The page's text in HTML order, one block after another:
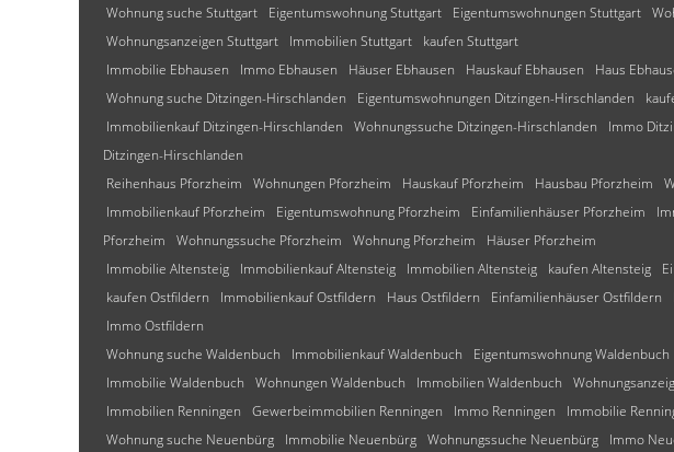
Wohnung suche Stuttgart
Eigentumswohnung Stuttgart Eigentumswohnungen Stuttgart
Wohnungsanzeigen Stuttgart
Immobilien Stuttgart
kaufen Stuttgart
Immobilie Ebhausen
Immo Ebhausen Häuser Ebhausen Hauskauf Ebhausen Haus
Wohnung suche Ditzingen-Hirschlanden
Eigentumswohnungen Ditzingen-Hirschlanden
Immobilienkauf Ditzingen-Hirschlanden
Wohnungssuche Ditzingen-Hirschlanden Immo
Ditzingen-Hirschlanden
Reihenhaus Pforzheim
Wohnungen Pforzheim Hauskauf Pforzheim Hausbau Pforzheim
Immobilienkauf Pforzheim
Eigentumswohnung Pforzheim Einfamilienhäuser Pforzheim
Pforzheim
Wohnungssuche Pforzheim Wohnung Pforzheim
Häuser Pforzheim
Immobilie Altensteig
Immobilienkauf Altensteig Immobilien Altensteig kaufen Altensteig
kaufen Ostfildern
Immobilienkauf Ostfildern Haus Ostfildern Einfamilienhäuser Ostfildern
Immo Ostfildern
Wohnung suche Waldenbuch
Immobilienkauf Waldenbuch Eigentumswohnung Waldenbuch
Immobilie Waldenbuch
Wohnungen Waldenbuch Immobilien Waldenbuch
Immobilien Renningen
Gewerbeimmobilien Renningen Immo Renningen Immobilie
Wohnung suche Neuenbürg
Immobilie Neuenbürg Wohnungssuche Neuenbürg Immo